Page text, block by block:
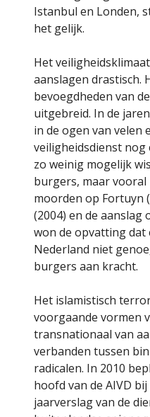
Istanbul en Londen,
het gelijk.
Het
aanslagen drastisch.
bevoegdheden van
uitgebreid. In de
in de ogen van velen
veiligheidsdienst nog
zo weinig mogelijk
burgers, maar vooral
moorden op Fortuyn
(2004) en de aanslag
won de opvatting dat
Nederland niet
burgers aan kracht.
Het islamistisch
voorgaande vormen
transnationaal van
verbanden tussen
radicalen. In 2010
hoofd van de AIVD
jaarverslag van de